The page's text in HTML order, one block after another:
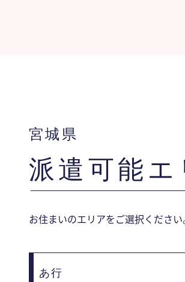
宮城県
派遣可能エ
お住まいのエリアをご選択ください
あ行